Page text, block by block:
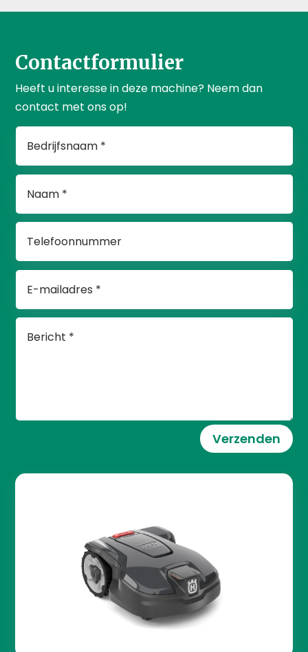
Contactformulier
Heeft u interesse in deze machine? Neem dan
contact met ons op!
Verzenden